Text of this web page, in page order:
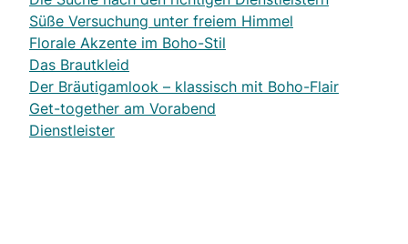
Süße Versuchung unter freiem Himmel
Florale Akzente im Boho-Stil
Das Brautkleid
Der Bräutigamlook – klassisch mit Boho-Flair
Get-together am Vorabend
Dienstleister